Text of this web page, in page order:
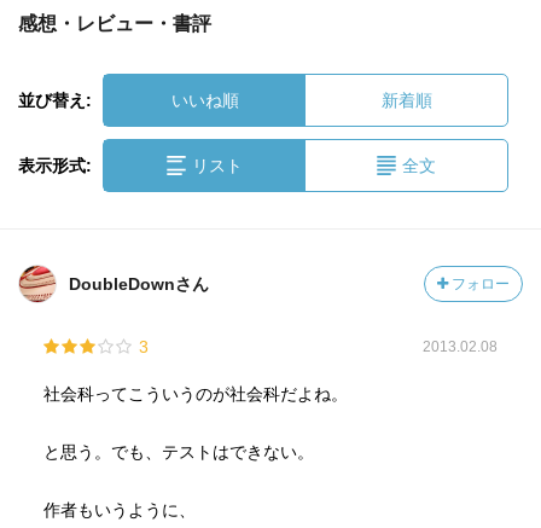
感想・レビュー・書評
並び替え: いいね順 新着順
表示形式: リスト 全文
DoubleDownさん フォロー
3 2013.02.08
社会科ってこういうのが社会科だよね。
と思う。でも、テストはできない。
作者もいうように、